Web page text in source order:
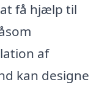
få hjælp til
af
kan designe